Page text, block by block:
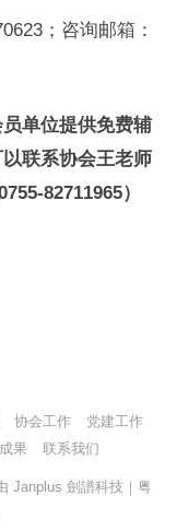
；咨询邮箱：
单位提供免费辅
联系协会王老师
82711965）
协会工作
党建工作
果 联系我们
Janplus 劍譜科技
粤